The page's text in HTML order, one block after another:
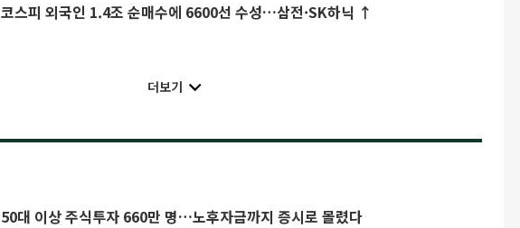
코스피 외국인 1.4조 순매수에 6600선 수성…삼전·SK하닉 ↑
더보기
50대 이상 주식투자 660만 명…노후자금까지 증시로 몰렸다